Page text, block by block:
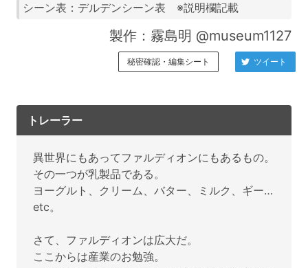
シーン表：デルデンシーン表 ※説明欄記載
製作：霧島明 @museum1127
秘密確認・編集シート ツイート
トレーラー
異世界にもあってファルディオンにもあるもの。
その一つが乳製品である。
ヨーグルト、クリーム、バター、ミルク、ギー…
etc。
さて、ファルディオンは広大だ。
ここからは産業のお勉強。